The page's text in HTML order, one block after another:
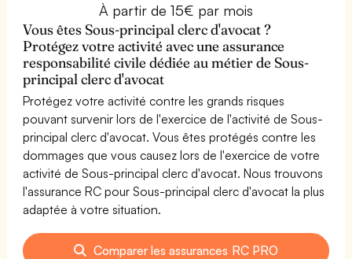
À partir de 15€ par mois
Vous êtes Sous-principal clerc d'avocat ?
Protégez votre activité avec une assurance
responsabilité civile dédiée au métier de Sous-
principal clerc d'avocat
Protégez votre activité contre les grands risques
pouvant survenir lors de l'exercice de l'activité de Sous-
principal clerc d'avocat. Vous êtes protégés contre les
dommages que vous causez lors de l'exercice de votre
activité de Sous-principal clerc d'avocat. Nous trouvons
l'assurance RC pour Sous-principal clerc d'avocat la plus
adaptée à votre situation.
Comparer les assurances RC PRO